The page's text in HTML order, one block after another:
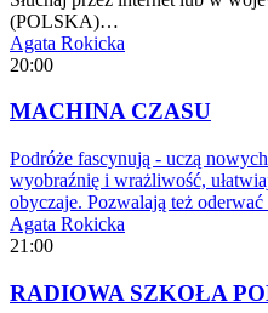
(POLSKA)…
Agata Rokicka
20:00
MACHINA CZASU
Podróże fascynują - uczą
wyobraźnię i wrażliwość,
obyczaje. Pozwalają też
Agata Rokicka
21:00
RADIOWA SZKOŁA